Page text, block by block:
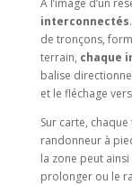
interconnectés
de tronçons,
terrain, chaque
balise
et le fléchage
Sur carte,
randonneur à
la zone peut ainsi
prolonger ou le